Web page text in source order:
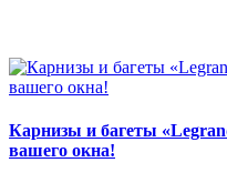
Карнизы и багеты
вашего окна!